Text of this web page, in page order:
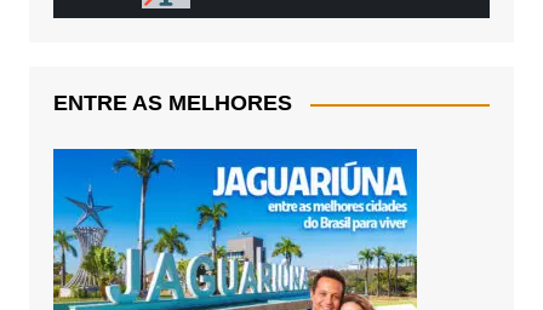
ENTRE AS MELHORES